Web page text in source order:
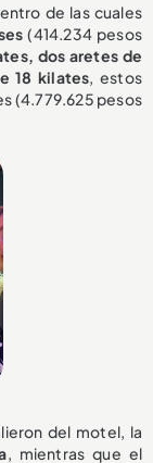
de las cuales
(414.234 pesos
dos aretes de
18 kilates, estos
(4.779.625 pesos
del motel, la
, mientras que el